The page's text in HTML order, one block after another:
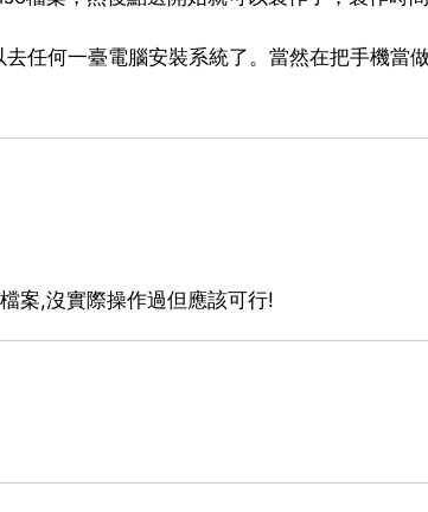
任何一臺電腦安裝系統了。當然在把手機當
案,沒實際操作過但應該可行!